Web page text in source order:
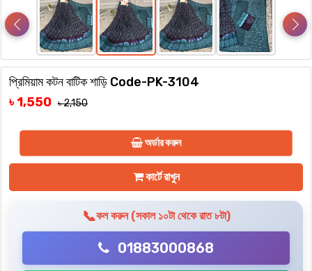
প্রিমিয়াম কটন বাটিক শাড়ি Code-PK-3104
৳ 1,550 ৳ 2,150
অর্ডার করুন
কার্টে রাখুন
📞কল করুন (সকাল ১০টা থেকে রাত ৮টা)
01883000868